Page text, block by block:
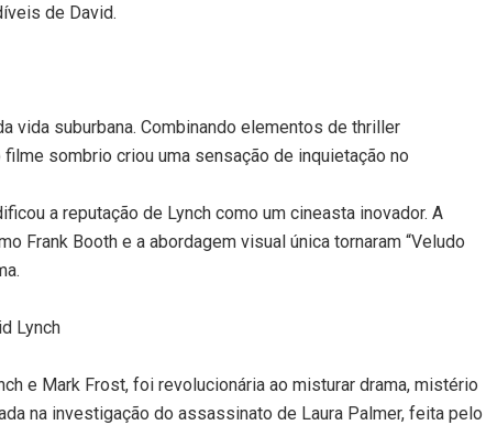
de David.
vida suburbana. Combinando elementos de thriller
sombrio criou uma sensação de inquietação no
a reputação de Lynch como um cineasta inovador. A
Frank Booth e a abordagem visual única tornaram “Veludo
Lynch
e Mark Frost, foi revolucionária ao misturar drama, mistério
na investigação do assassinato de Laura Palmer, feita pelo